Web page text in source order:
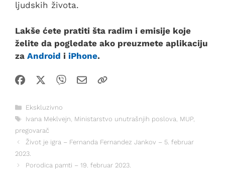
ljudskih života.
Lakše ćete pratiti šta radim i emisije koje
želite da pogledate ako preuzmete aplikaciju
za Android i iPhone.
Kategorije
Ekskluzivno
Oznake
Ivana Meklvejn, Ministarstvo unutrašnjih poslova, MUP,
pregovarač
Život je igra – Fernanda Fernandez Jankov – 5. februar
2023.
Porodica pamti – 19. februar 2023.